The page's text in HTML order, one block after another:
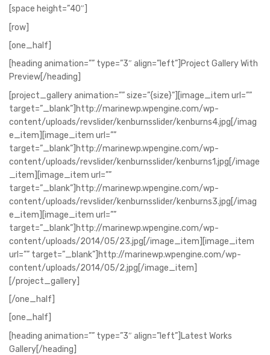
[space height=”40″]
[row]
[one_half]
[heading animation=”” type=”3″ align=”left”]Project Gallery With
Preview[/heading]
[project_gallery animation=”” size=”{size}”][image_item url=””
target=”_blank”]http://marinewp.wpengine.com/wp-
content/uploads/revslider/kenburnsslider/kenburns4.jpg[/imag
e_item][image_item url=””
target=”_blank”]http://marinewp.wpengine.com/wp-
content/uploads/revslider/kenburnsslider/kenburns1.jpg[/image
_item][image_item url=””
target=”_blank”]http://marinewp.wpengine.com/wp-
content/uploads/revslider/kenburnsslider/kenburns3.jpg[/imag
e_item][image_item url=””
target=”_blank”]http://marinewp.wpengine.com/wp-
content/uploads/2014/05/23.jpg[/image_item][image_item
url=”” target=”_blank”]http://marinewp.wpengine.com/wp-
content/uploads/2014/05/2.jpg[/image_item]
[/project_gallery]
[/one_half]
[one_half]
[heading animation=”” type=”3″ align=”left”]Latest Works
Gallery[/heading]